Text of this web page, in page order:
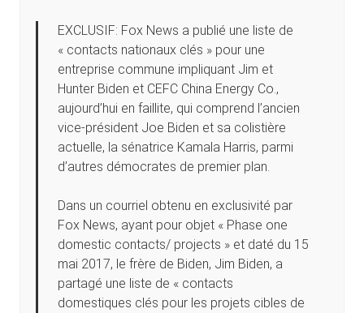
EXCLUSIF: Fox News a publié une liste de
« contacts nationaux clés » pour une
entreprise commune impliquant Jim et
Hunter Biden et CEFC China Energy Co.,
aujourd’hui en faillite, qui comprend l’ancien
vice-président Joe Biden et sa colistière
actuelle, la sénatrice Kamala Harris, parmi
d’autres démocrates de premier plan.
Dans un courriel obtenu en exclusivité par
Fox News, ayant pour objet « Phase one
domestic contacts/ projects » et daté du 15
mai 2017, le frère de Biden, Jim Biden, a
partagé une liste de « contacts
domestiques clés pour les projets cibles de